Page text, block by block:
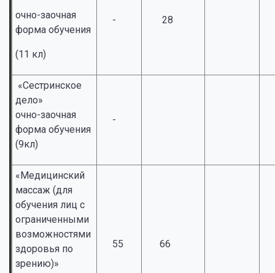
очно-заочная
форма обучения
(11 кл)
- 28
«Сестринское
дело»
очно-заочная
форма обучения
(9кл)
-
«Медицинский
массаж (для
обучения лиц с
ограниченными
возможностями
здоровья по
зрению)»
55 66